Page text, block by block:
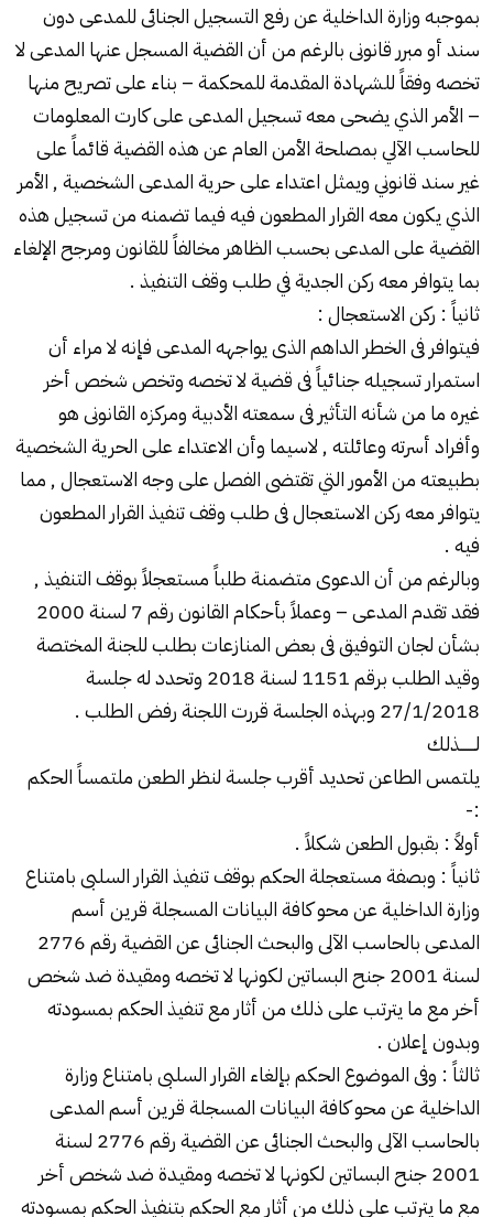
بموجبه وزارة الداخلية عنرفع التسجيل الجنائىللمدعى دون
سند أو مبرر قانونى بالرغم من أن القضية المسجل عنها المدعى لا
تخصه وفقاً للشهادة المقدمة للمحكمة – بناء على تصريح منها
– الأمر الذي يضحى معه تسجيل المدعى على كارت المعلومات
للحاسب الآلي بمصلحة الأمن العام عن هذه القضية قائماً على
غير سند قانوني ويمثل اعتداء على حرية المدعى الشخصية , الأمر
الذي يكون معه القرار المطعون فيه فيما تضمنه من تسجيل هذه
القضية على المدعى بحسب الظاهر مخالفاً للقانون ومرجح الإلغاء
بما يتوافر معه ركن الجدية في طلب وقف التنفيذ .
ثانياً : ركن الاستعجال :
فيتوافر فى الخطر الداهم الذى يواجهه المدعى فإنه لا مراء أن
استمرار تسجيله جنائياً فى قضية لا تخصه وتخص شخص أخر
غيره ما من شأنه التأثير فى سمعته الأدبية ومركزه القانونى هو
وأفراد أسرته وعائلته , لاسيما وأن الاعتداء على الحرية الشخصية
بطبيعته من الأمور التي تقتضى الفصل على وجه الاستعجال , مما
يتوافر معه ركن الاستعجال فى طلب وقف تنفيذ القرار المطعون
فيه .
وبالرغم من أن الدعوى متضمنة طلباً مستعجلاً بوقف التنفيذ ,
فقد تقدم المدعى – وعملاً بأحكام القانون رقم 7 لسنة 2000
بشأن لجان التوفيق فى بعض المنازعات بطلب للجنة المختصة
وقيد الطلب برقم 1151 لسنة 2018 وتحدد له جلسة
27/1/2018 وبهذه الجلسة قررت اللجنة رفض الطلب .
لـــــــذلك
يلتمس الطاعن تحديد أقرب جلسة لنظر الطعن ملتمساً الحكم
:-
أولاً : بقبول الطعن شكلاً .
ثانياً : وبصفة مستعجلة الحكم بوقف تنفيذ القرار السلبى بامتناع
وزارة الداخلية عن محو كافة البيانات المسجلة قرين أسم
المدعى بالحاسب الآلى والبحث الجنائى عن القضية رقم 2776
لسنة 2001 جنح البساتين لكونها لا تخصه ومقيدة ضد شخص
أخر مع ما يترتب على ذلك من أثار مع تنفيذ الحكم بمسودته
وبدون إعلان .
ثالثاً : وفى الموضوع الحكم بإلغاء القرار السلبى بامتناع وزارة
الداخلية عن محو كافة البيانات المسجلة قرين أسم المدعى
بالحاسب الآلى والبحث الجنائى عن القضية رقم 2776 لسنة
2001 جنح البساتين لكونها لا تخصه ومقيدة ضد شخص أخر
مع ما يترتب على ذلك من أثار مع الحكم بتنفيذ الحكم بمسودته